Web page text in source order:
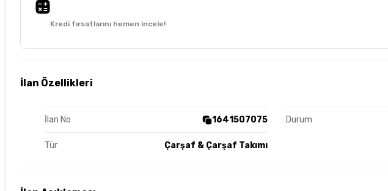
Kredi fırsatlarını hemen incele!
İlan Özellikleri
İlan No 1641507075 Durum
Tür Çarşaf & Çarşaf Takımı